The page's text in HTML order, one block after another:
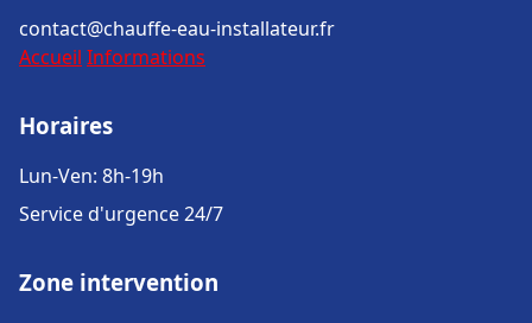
contact@chauffe-eau-installateur.fr
Accueil Informations
Horaires
Lun-Ven: 8h-19h
Service d'urgence 24/7
Zone intervention